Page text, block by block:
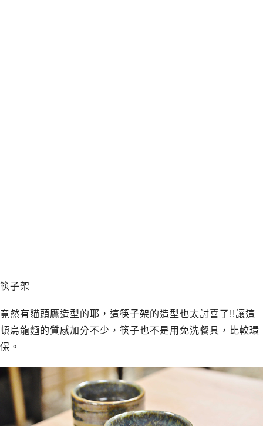
筷子架
竟然有貓頭鷹造型的耶，這筷子架的造型也太討喜了!!讓這
頓烏龍麵的質感加分不少，筷子也不是用免洗餐具，比較環
保。